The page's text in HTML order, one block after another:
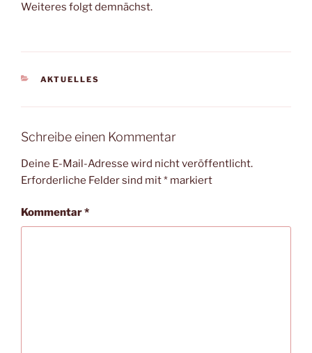
Weiteres folgt demnächst.
KATEGORIEN
AKTUELLES
Schreibe einen Kommentar
Deine E-Mail-Adresse wird nicht veröffentlicht.
Erforderliche Felder sind mit* markiert
Kommentar*